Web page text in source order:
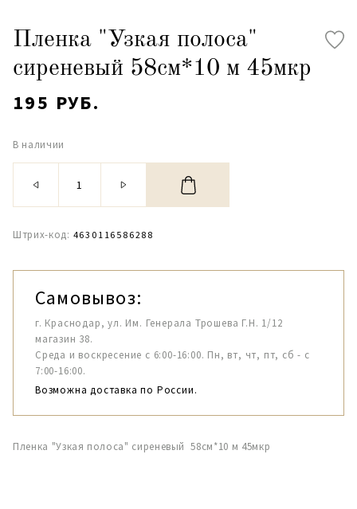
Пленка "Узкая полоса"
сиреневый 58см*10 м 45мкр
195 РУБ.
В наличии
Штрих-код: 4630116586288
Самовывоз:
г. Краснодар, ул. Им. Генерала Трошева Г.Н. 1/12
магазин 38.
Среда и воскресение с 6:00-16:00. Пн, вт, чт, пт, сб - с
7:00-16:00.
Возможна доставка по России.
Пленка "Узкая полоса" сиреневый 58см*10 м 45мкр